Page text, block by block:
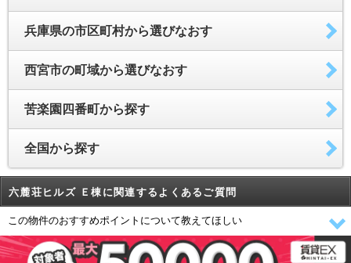
兵庫県の市区町村から選びなおす
西宮市の町域から選びなおす
苦楽園四番町から探す
全国から探す
六麓荘ヒルズ Ｅ棟に関連するよくあるご質問
この物件のおすすめポイントについて教えてほしい